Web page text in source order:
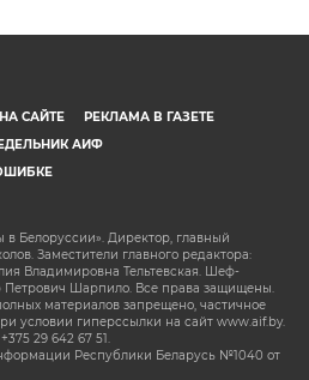
САЙТЕ
РЕКЛАМА В ГАЗЕТЕ
АИФ
Белоруссии». Директор, главный
Заместители главного редактора:
Владимировна Тельтевская. Шеф-
Петрович Шарпило. Все права защищены.
материалов запрещено, частичное
условии гиперссылки на сайт www.aif.by.
29 642 67 51.
Республики Беларусь №1040 от